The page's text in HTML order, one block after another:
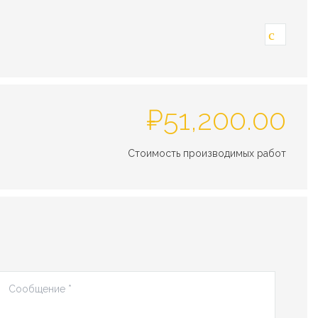
₽51,200.00
Стоимость производимых работ